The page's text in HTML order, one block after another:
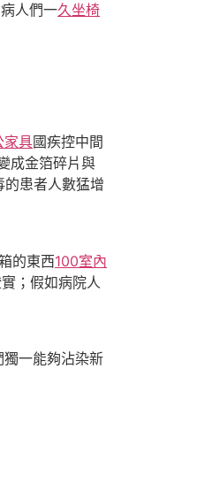
人們一久坐椅
家具國疾控中間
成金箔碎片與
患者人數猛增
的東西100室內
；假如病院人
一能夠沾染新